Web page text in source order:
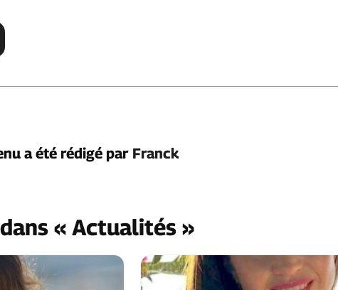
a été rédigé par Franck
« Actualités »